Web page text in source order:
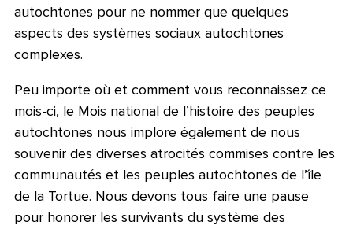
autochtones pour ne nommer que quelques
aspects des systèmes sociaux autochtones
complexes.
Peu importe où et comment vous reconnaissez ce
mois-ci, le Mois national de l’histoire des peuples
autochtones nous implore également de nous
souvenir des diverses atrocités commises contre les
communautés et les peuples autochtones de l’île
de la Tortue. Nous devons tous faire une pause
pour honorer les survivants du système des